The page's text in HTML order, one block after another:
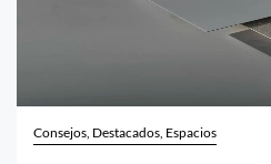
Consejos, Destacados, Espacios